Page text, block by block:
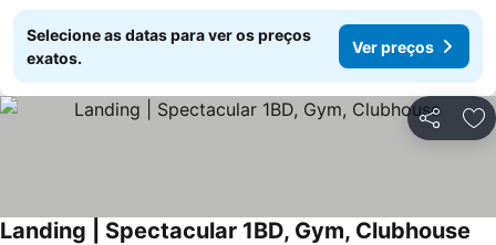
Selecione as datas para ver os preços
exatos.
Ver preços
Partilhar
Landing | Spectacular 1BD, Gym, Clubhouse